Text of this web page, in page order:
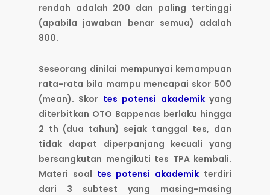
rendah adalah 200 dan paling tertinggi
(apabila jawaban benar semua) adalah
800.
Seseorang dinilai mempunyai kemampuan
rata-rata bila mampu mencapai skor 500
(mean). Skor tes potensi akademikyang
diterbitkan OTO Bappenas berlaku hingga
2 th (dua tahun) sejak tanggal tes, dan
tidak dapat diperpanjang kecuali yang
bersangkutan mengikuti tes TPA kembali.
Materi soal tes potensi akademik terdiri
dari 3 subtest yang masing-masing